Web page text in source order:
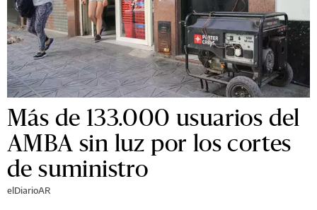
Más de 133.000 usuarios del
AMBA sin luz por los cortes
de suministro
elDiarioAR